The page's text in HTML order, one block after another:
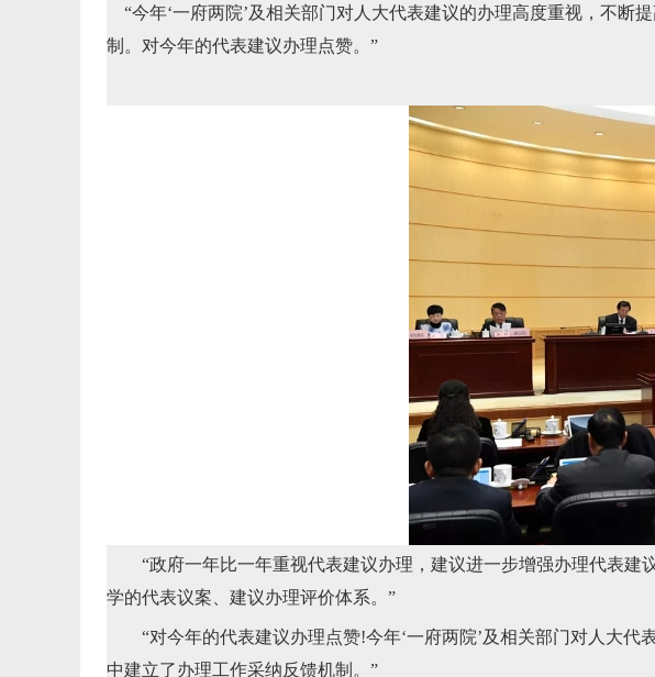
“今年‘一府两院’及相关部门对人大代表建议的办理高度重视，不断
制。对今年的代表建议办理点赞。”
“政府一年比一年重视代表建议办理，建议进一步增强办理代表建
学的代表议案、建议办理评价体系。”
“对今年的代表建议办理点赞!今年‘一府两院’及相关部门对人大代
中建立了办理工作采纳反馈机制。”